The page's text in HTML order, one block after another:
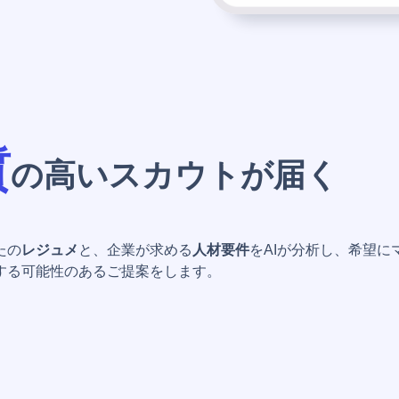
の高いスカウトが届く
のレジュメ と、企業が求める 人材要件をAIが分析し、希望に
る可能性のあるご提案をします。